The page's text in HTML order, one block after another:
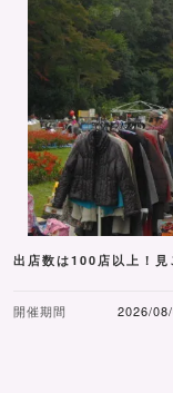
出店数は100店以上！見
開催期間 2026/